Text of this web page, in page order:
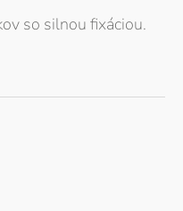
so silnou fixáciou.